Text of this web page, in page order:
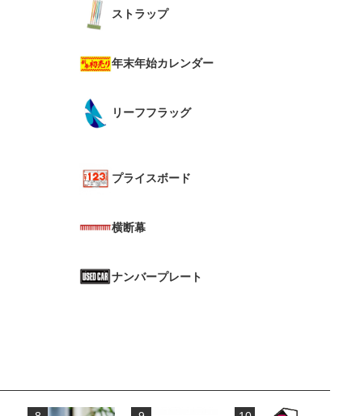
ストラップ
年末年始カレンダー
リーフフラッグ
プライスボード
横断幕
ナンバープレート